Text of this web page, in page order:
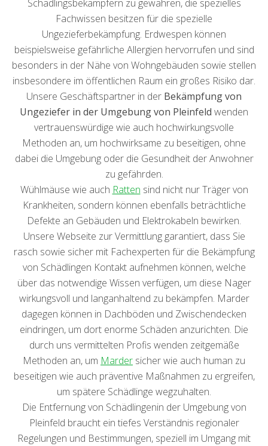
Schädlingsbekämpfern zu gewähren, die spezielles
Fachwissen besitzen für die spezielle
Ungezieferbekämpfung. Erdwespen können
beispielsweise gefährliche Allergien hervorrufen und sind
besonders in der Nähe von Wohngebäuden sowie stellen
insbesondere im öffentlichen Raum ein großes Risiko dar.
Unsere Geschäftspartner in der Bekämpfung von
Ungeziefer in der Umgebung von Pleinfeld wenden
vertrauenswürdige wie auch hochwirkungsvolle
Methoden an, um hochwirksame zu beseitigen, ohne
dabei die Umgebung oder die Gesundheit der Anwohner
zu gefährden.
Wühlmäuse wie auch Ratten sind nicht nur Träger von
Krankheiten, sondern können ebenfalls beträchtliche
Defekte an Gebäuden und Elektrokabeln bewirken.
Unsere Webseite zur Vermittlung garantiert, dass Sie
rasch sowie sicher mit Fachexperten für die Bekämpfung
von Schädlingen Kontakt aufnehmen können, welche
über das notwendige Wissen verfügen, um diese Nager
wirkungsvoll und langanhaltend zu bekämpfen. Marder
dagegen können in Dachböden und Zwischendecken
eindringen, um dort enorme Schäden anzurichten. Die
durch uns vermittelten Profis wenden zeitgemäße
Methoden an, um Marder sicher wie auch human zu
beseitigen wie auch präventive Maßnahmen zu ergreifen,
um spätere Schädlinge wegzuhalten.
Die Entfernung von Schädlingenin der Umgebung von
Pleinfeld braucht ein tiefes Verständnis regionaler
Regelungen und Bestimmungen, speziell im Umgang mit